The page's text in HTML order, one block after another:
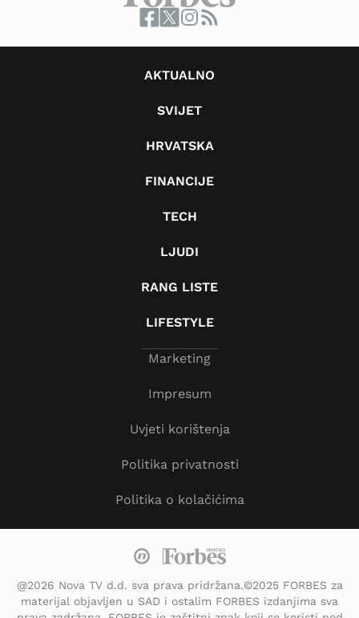
AKTUALNO
SVIJET
HRVATSKA
FINANCIJE
TECH
LJUDI
RANG LISTE
LIFESTYLE
Marketing
Impresum
Uvjeti korištenja
Politika privatnosti
Politika o kolačićima
@2026 Nova TV d.d. sva prava pridržana.©2025 FORBES za
materijal objavljen u SAD i ostalim FORBES izdanjima sva